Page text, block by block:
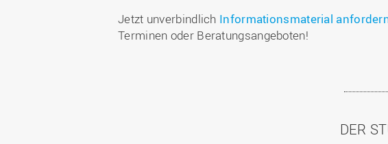
Jetzt unverbindlich Informationsmaterial
Terminen oder Beratungsangeboten!
DER